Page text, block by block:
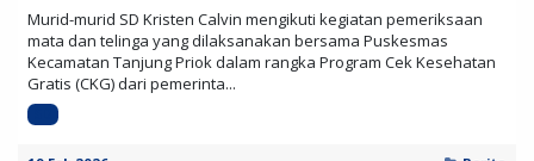
Murid-murid SD Kristen Calvin mengikuti kegiatan pemeriksaan
mata dan telinga yang dilaksanakan bersama Puskesmas
Kecamatan Tanjung Priok dalam rangka Program Cek Kesehatan
Gratis (CKG) dari pemerinta...